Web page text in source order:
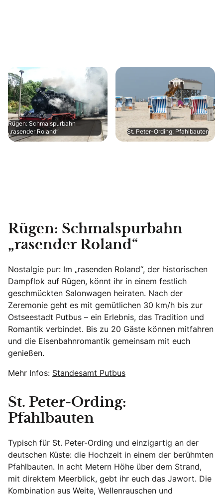
Rügen: Schmalspurbahn
,,rasender Roland“
St. Peter-Ording: Pfahlbauten
Rügen: Schmalspurbahn
„rasender Roland“
Nostalgie pur: Im „rasenden Roland“, der historischen
Dampflok auf Rügen, könnt ihr in einem festlich
geschmückten Salonwagen heiraten. Nach der
Zeremonie geht es mit gemütlichen 30 km/h bis zur
Ostseestadt Putbus – ein Erlebnis, das Tradition und
Romantik verbindet. Bis zu 20 Gäste können mitfahren
und die Eisenbahnromantik gemeinsam mit euch
genießen.
Mehr Infos: Standesamt Putbus
St. Peter-Ording:
Pfahlbauten
Typisch für St. Peter-Ording und einzigartig an der
deutschen Küste: die Hochzeit in einem der berühmten
Pfahlbauten. In acht Metern Höhe über dem Strand,
mit direktem Meerblick, gebt ihr euch das Jawort. Die
Kombination aus Weite, Wellenrauschen und